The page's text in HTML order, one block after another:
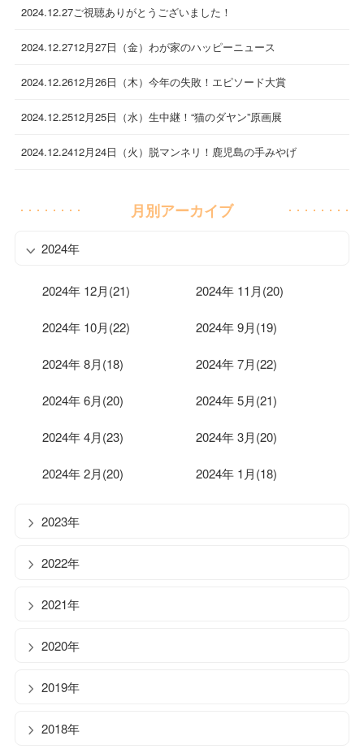
2024.12.27ご視聴ありがとうございました！
2024.12.2712月27日（金）わが家のハッピーニュース
2024.12.2612月26日（木）今年の失敗！エピソード大賞
2024.12.2512月25日（水）生中継！“猫のダヤン”原画展
2024.12.2412月24日（火）脱マンネリ！鹿児島の手みやげ
月別アーカイブ
2024年
2024年 12月(21) 2024年 11月(20)
2024年 10月(22) 2024年 9月(19)
2024年 8月(18) 2024年 7月(22)
2024年 6月(20) 2024年 5月(21)
2024年 4月(23) 2024年 3月(20)
2024年 2月(20) 2024年 1月(18)
2023年
2022年
2021年
2020年
2019年
2018年